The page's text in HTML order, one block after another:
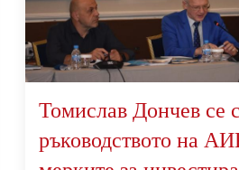
Томислав Дончев се
ръководството на